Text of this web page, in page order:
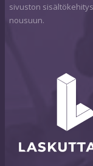
sivuston
nousuun.